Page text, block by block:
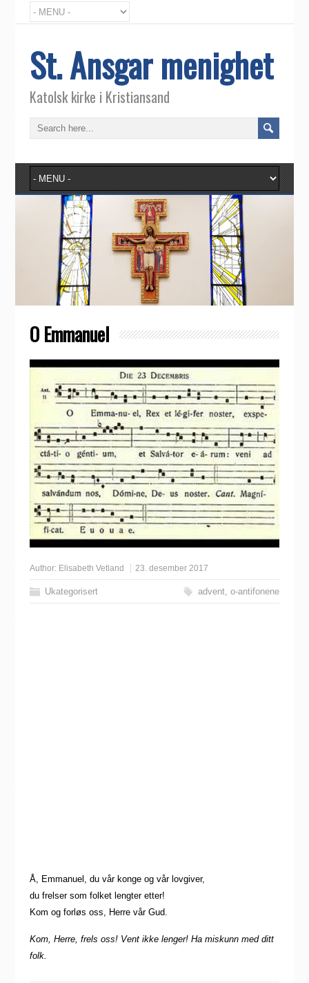
St. Ansgar menighet
Katolsk kirke i Kristiansand
O Emmanuel
Author: Elisabeth Vetland 23. desember 2017
Ukategorisert advent ,o-antifonene
Å, Emmanuel, du vår konge og vår lovgiver,
du frelser som folket lengter etter!
Kom og forløs oss, Herre vår Gud.
Kom, Herre, frels oss! Vent ikke lenger! Ha miskunn med ditt
folk.